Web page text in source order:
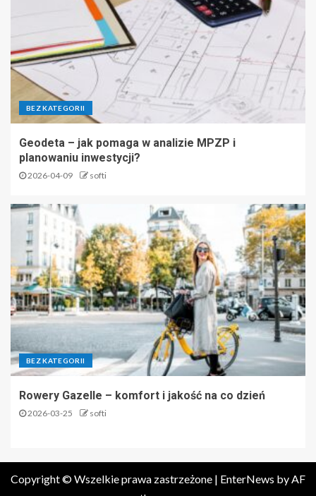
BEZ KATEGORII
Geodeta – jak pomaga w analizie MPZP i
planowaniu inwestycji?
2026-04-09 softi
BEZ KATEGORII
Rowery Gazelle – komfort i jakość na co dzień
2026-03-25 softi
Copyright © Wszelkie prawa zastrzeżone | EnterNews by AF